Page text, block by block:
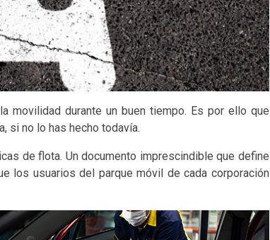
movilidad durante un buen tiempo. Es por ello que
si no lo has hecho todavía.
de flota. Un documento imprescindible que define
los usuarios del parque móvil de cada corporación